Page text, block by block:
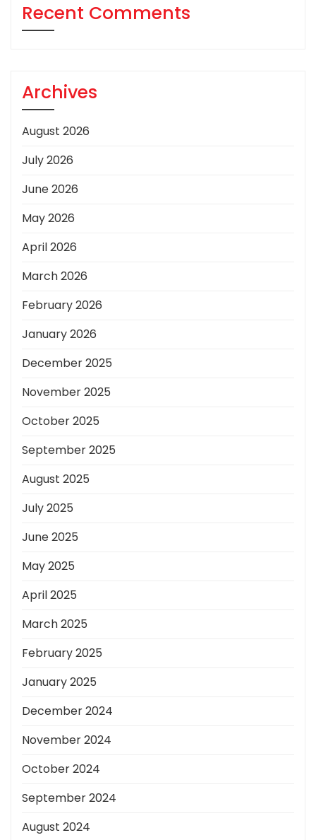
Recent Comments
Archives
August 2026
July 2026
June 2026
May 2026
April 2026
March 2026
February 2026
January 2026
December 2025
November 2025
October 2025
September 2025
August 2025
July 2025
June 2025
May 2025
April 2025
March 2025
February 2025
January 2025
December 2024
November 2024
October 2024
September 2024
August 2024